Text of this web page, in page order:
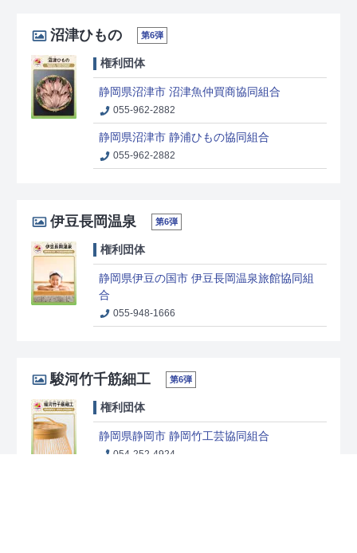
沼津ひもの 第6弾
権利団体
静岡県沼津市 沼津魚仲買商協同組合
055-962-2882
静岡県沼津市 静浦ひもの協同組合
055-962-2882
伊豆長岡温泉 第6弾
権利団体
静岡県伊豆の国市 伊豆長岡温泉旅館協同組
合
055-948-1666
駿河竹千筋細工 第6弾
権利団体
静岡県静岡市 静岡竹工芸協同組合
054-252-4924